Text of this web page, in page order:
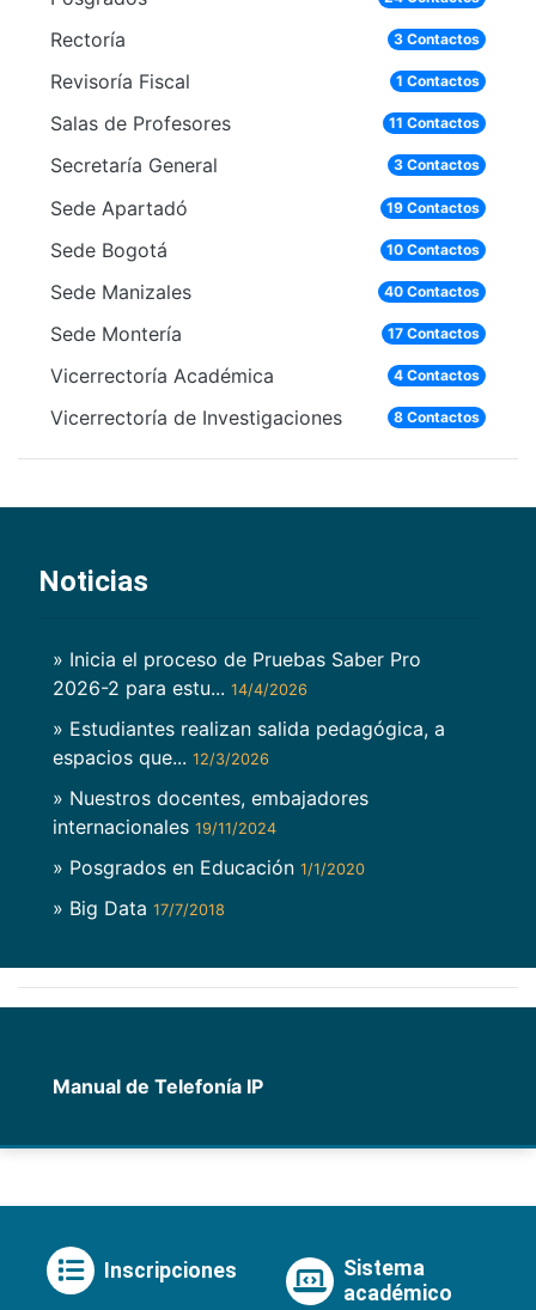
Rectoría 3 Contactos
Revisoría Fiscal 1 Contactos
Salas de Profesores 11 Contactos
Secretaría General 3 Contactos
Sede Apartadó 19 Contactos
Sede Bogotá 10 Contactos
Sede Manizales 40 Contactos
Sede Montería 17 Contactos
Vicerrectoría Académica 4 Contactos
Vicerrectoría de Investigaciones 8 Contactos
Noticias
» Inicia el proceso de Pruebas Saber Pro
2026-2 para estu... 14/4/2026
» Estudiantes realizan salida pedagógica, a
espacios que... 12/3/2026
» Nuestros docentes, embajadores
internacionales 19/11/2024
» Posgrados en Educación 1/1/2020
» Big Data 17/7/2018
Manual de Telefonía IP
Inscripciones
Sistema
académico